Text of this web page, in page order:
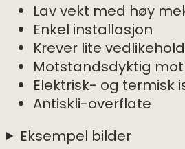
Lav vekt med høy
Enkel installasjon
Krever lite vedlikehold
Motstandsdyktig
Elektrisk- og termisk
Antiskli-overflate
Eksempel bilder